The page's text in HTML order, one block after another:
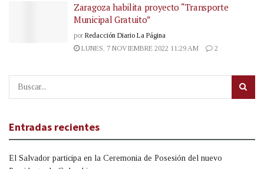
Zaragoza habilita proyecto “Transporte
Municipal Gratuito”
por Redacción Diario La Página
LUNES, 7 NOVIEMBRE 2022 11:29 AM
2
Entradas recientes
El Salvador participa en la Ceremonia de Posesión del nuevo